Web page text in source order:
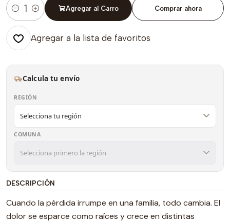
Cantidad
Agregar al Carro Comprar ahora
Agregar a la lista de favoritos
Calcula tu envío
REGIÓN
COMUNA
DESCRIPCIÓN
Cuando la pérdida irrumpe en una familia, todo cambia. El
dolor se esparce como raíces y crece en distintas